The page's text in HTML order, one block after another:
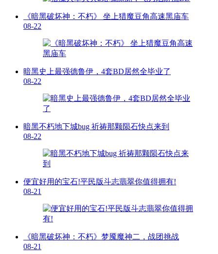
《暗黑破坏神：不朽》 坐上猎魔豆角高速黑庙车
08-22
暗黑史上最强德鲁伊，4套BD居然全毕业了
08-22
暗黑不朽地下城bug 祈祷那颗陨石快点来到
08-22
便宜好用的宝石!平民版斗志翡翠你值得拥有!
08-21
《暗黑破坏神：不朽》梦魇魔神二，战团挑战
08-21